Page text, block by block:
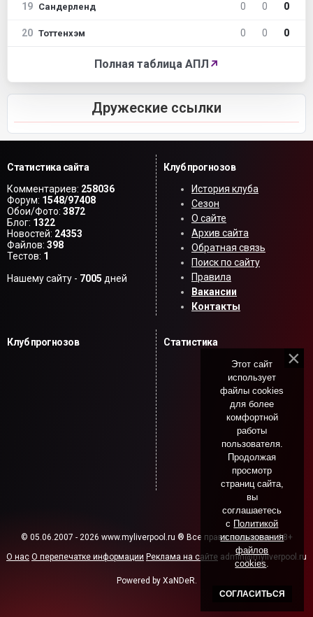
19 Сандерленд 0 0 0
20 Тоттенхэм 0 0 0
Полная таблица АПЛ ↗
Дружеские ссылки
Статистика сайта
Комментариев: 258036
Форум: 1548/97408
Обои/Фото: 3872
Блог: 1322
Новостей: 24353
Файлов: 398
Тестов: 1
Нашему сайту - 7005 дней
Клуб прогнозов
История клуба
Сезон
О сайте
Архив сайта
Обратная связь
Поиск по сайту
Правила
Вакансии
Контакты
Клуб прогнозов Статистика
© 05.06.2007 - 2026 www.myliverpool.ru ® Все права защищены. 18+
О нас О перепечатке информации Реклама на сайте admin@myliverpool.ru
Powered by XaNDeR.
Этот сайт
использует
файлы cookies
для более
комфортной
работы
пользователя.
Продолжая
просмотр
страниц сайта,
вы
соглашаетесь
с Политикой
использования
файлов
cookies
СОГЛАСИТЬСЯ